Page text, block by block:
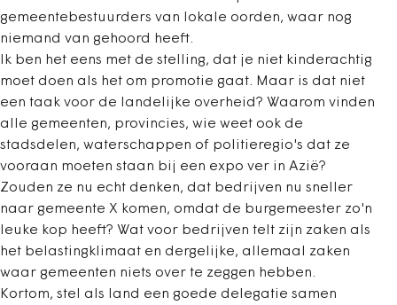
gemeentebestuurders van lokale oorden, waar nog
niemand van gehoord heeft.
Ik ben het eens met de stelling, dat je niet kinderachtig
moet doen als het om promotie gaat. Maar is dat niet
een taak voor de landelijke overheid? Waarom vinden
alle gemeenten, provincies, wie weet ook de
stadsdelen, waterschappen of politieregio's dat ze
vooraan moeten staan bij een expo ver in Azië?
Zouden ze nu echt denken, dat bedrijven nu sneller
naar gemeente X komen, omdat de burgemeester zo'n
leuke kop heeft? Wat voor bedrijven telt zijn zaken als
het belastingklimaat en dergelijke, allemaal zaken
waar gemeenten niets over te zeggen hebben.
Kortom, stel als land een goede delegatie samen